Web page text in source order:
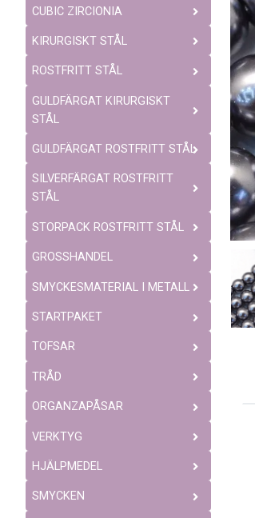
CUBIC ZIRCIONIA
KIRURGISKT STÅL
ROSTFRITT STÅL
GULDFÄRGAT KIRURGISKT
STÅL
GULDFÄRGAT ROSTFRITT STÅL
SILVERFÄRGAT ROSTFRITT
STÅL
STORPACK ROSTFRITT STÅL
GROSSHANDEL
SMYCKESMATERIAL I METALL
STARTPAKET
TOFSAR
TRÅD
ORGANZAPÅSAR
VERKTYG
HJÄLPMEDEL
SMYCKEN